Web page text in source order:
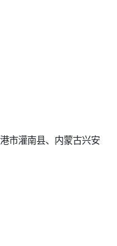
市灌南县、内蒙古兴安